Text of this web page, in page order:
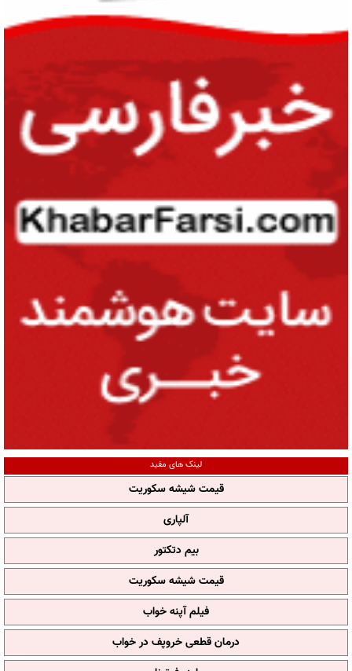
لینک های مفید
قیمت شیشه سکوریت
آلپاری
بیم دتکتور
قیمت شیشه سکوریت
فیلم آپنه خواب
درمان قطعی خروپف در خواب